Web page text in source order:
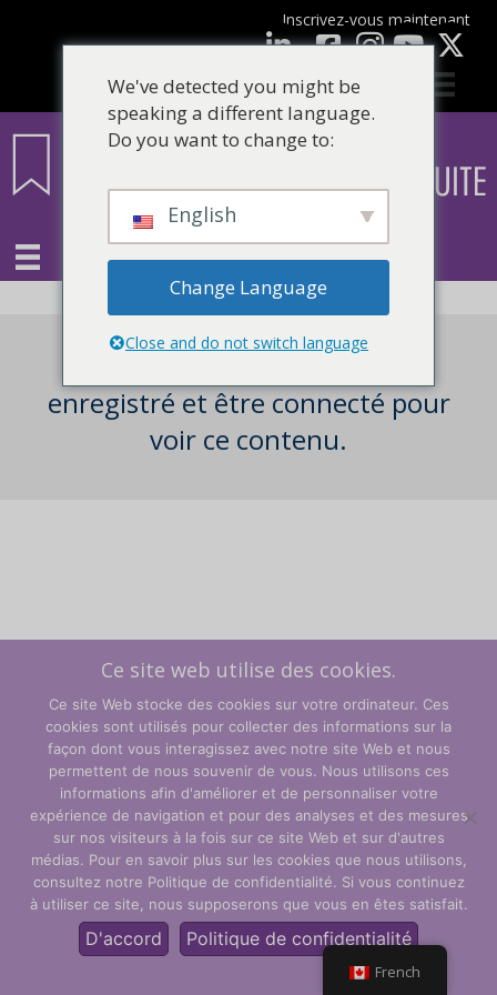
Inscrivez-vous maintenant
LinkedInFacebook Youtube
Vous devez être un utilisateur
enregistré et être connecté pour
voir ce contenu.
Termes et conditions
Politique de confidentialité
© CLARITY Learning Suite Global Inc. Tous droits réservés.
French
We've detected you might be
speaking a different language.
Do you want to change to:
English
Change Language
Close and do not switch language
Ce site web utilise des cookies.
Ce site Web stocke des cookies sur votre ordinateur. Ces
cookies sont utilisés pour collecter des informations sur la
façon dont vous interagissez avec notre site Web et nous
permettent de nous souvenir de vous. Nous utilisons ces
informations afin d'améliorer et de personnaliser votre
expérience de navigation et pour des analyses et des mesures
sur nos visiteurs à la fois sur ce site Web et sur d'autres
médias. Pour en savoir plus sur les cookies que nous utilisons,
consultez notre Politique de confidentialité. Si vous continuez
à utiliser ce site, nous supposerons que vous en êtes satisfait.
D'accord Politique de confidentialité